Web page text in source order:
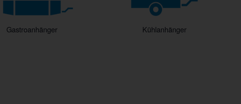
Gastroanhänger Kühlanhänger